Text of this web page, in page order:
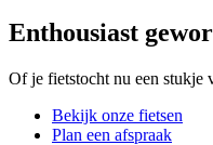
Enthousiast
Of je fietstocht nu een stukje
Bekijk onze fietsen
Plan een afspraak